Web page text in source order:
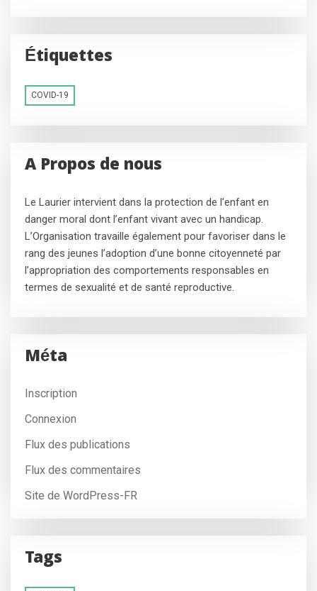
Étiquettes
COVID-19
A Propos de nous
Le Laurier intervient dans la protection de l’enfant en
danger moral dont l’enfant vivant avec un handicap.
L’Organisation travaille également pour favoriser dans le
rang des jeunes l’adoption d’une bonne citoyenneté par
l’appropriation des comportements responsables en
termes de sexualité et de santé reproductive.
Méta
Inscription
Connexion
Flux des publications
Flux des commentaires
Site de WordPress-FR
Tags